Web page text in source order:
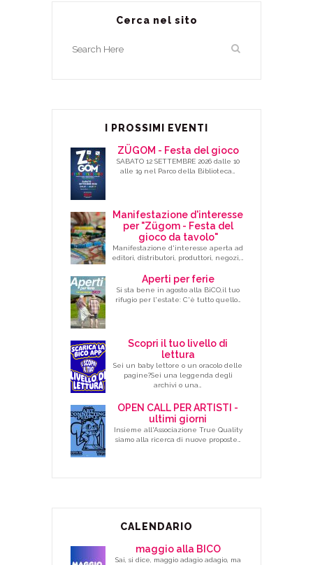
Cerca nel sito
I PROSSIMI EVENTI
ZÜGOM - Festa del gioco
SABATO 12 SETTEMBRE 2026 dalle 10
alle 19 nel Parco della Biblioteca…
Manifestazione d'interesse
per "Zügom - Festa del
gioco da tavolo"
Manifestazione d'interesse aperta ad
editori, distributori, produttori, negozi,…
Aperti per ferie
Si sta bene in agosto alla BiCO,il tuo
rifugio per l'estate: C'è tutto quello…
Scopri il tuo livello di
lettura
Sei un baby lettore o un oracolo delle
pagine?Sei una leggenda degli
archivi o una…
OPEN CALL PER ARTISTI -
ultimi giorni
Insieme all'Associazione True Quality
siamo alla ricerca di nuove proposte…
CALENDARIO
maggio alla BICO
Sai, si dice, maggio adagio adagio, ma